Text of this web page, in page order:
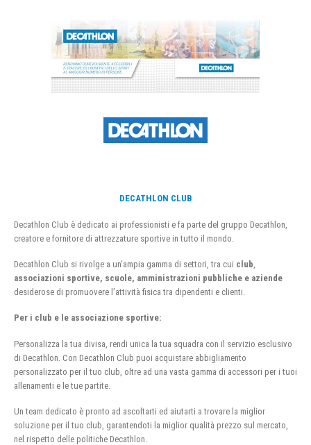
DECATHLON CLUB
Decathlon Club è dedicato ai professionisti e fa parte del gruppo Decathlon,
creatore e fornitore di attrezzature sportive in tutto il mondo.
Decathlon Club si rivolge a un’ampia gamma di settori, tra cui club
associazioni sportive, scuole, amministrazioni pubbliche e aziende
desiderose di promuovere l’attività fisica tra dipendenti e clienti.
Per i club e le associazione sportive:
Personalizza la tua divisa, rendi unica la tua squadra con il servizio esclusivo
di Decathlon. Con Decathlon Club puoi acquistare abbigliamento
personalizzato per il tuo club, oltre ad una vasta gamma di accessori per i tuoi
allenamenti e le tue partite.
Un team dedicato è pronto ad ascoltarti ed aiutarti a trovare la miglior
soluzione per il tuo club, garantendoti la miglior qualità prezzo sul mercato,
nel rispetto delle politiche Decathlon.